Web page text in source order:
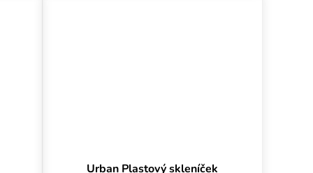
Urban Plastový skleníček